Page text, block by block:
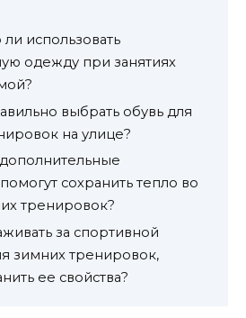
использовать
одежду при занятиях
выбрать обувь для
на улице?
сохранить тепло во
тренировок?
за спортивной
зимних тренировок,
ее свойства?